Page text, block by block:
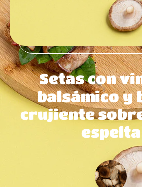
Setas con
balsámico y
crujiente
espelta